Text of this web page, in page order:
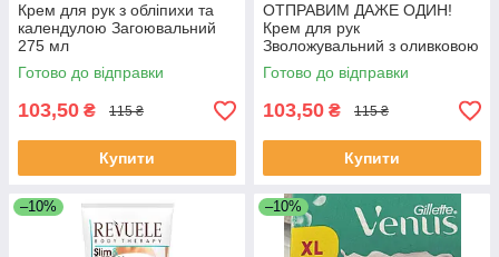
Крем для рук з обліпихи та
календулою Загоювальний
275 мл
Готово до відправки
103,50 ₴ 115 ₴
Купити
ОТПРАВИМ ДАЖЕ ОДИН!
Крем для рук
Зволожувальний з оливковою
й виноградною олією 275 мл
Готово до відправки
103,50 ₴ 115 ₴
Купити
–10% –10%